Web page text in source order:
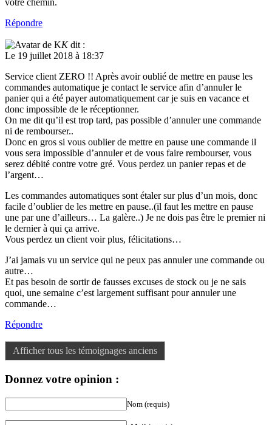
Le 19 juillet 2018 à 18:37
commandes automatique je contact le service afin d’annuler le
panier qui a été payer automatiquement car je suis en vacance et
donc impossible de le réceptionner.
On me dit qu’il est trop tard, pas possible d’annuler une commande
ni de rembourser..
Donc en gros si vous oublier de mettre en pause une commande il
vous sera impossible d’annuler et de vous faire rembourser, vous
serez débité contre votre gré. Vous perdez un panier repas et de
l’argent…
facile d’oublier de les mettre en pause..(il faut les mettre en pause
une par une d’ailleurs… La galère..) Je ne dois pas être le premier ni
le dernier à qui ça arrive.
Vous perdez un client voir plus, félicitations…
autre…
Et pas besoin de sortir de fausses excuses de stock ou je ne sais
quoi, une semaine c’est largement suffisant pour annuler une
commande…
Afficher tous les témoignages anciens